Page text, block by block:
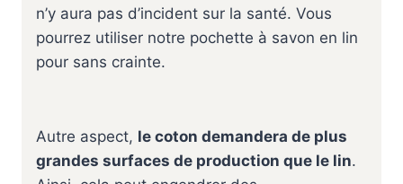
n’y aura pas d’incident sur la santé. Vous
pourrez utiliser notre pochette à savon en lin
pour sans crainte.
Autre aspect, le coton demandera de plus
grandes surfaces de production que le lin.